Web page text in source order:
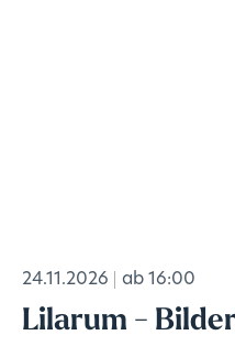
24.11.2026 ab 16:00
Lilarum -